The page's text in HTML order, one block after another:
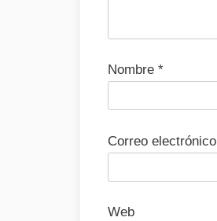
Nombre *
Correo electrónico
Web